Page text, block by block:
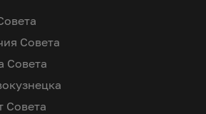
Совета
Совета
Совета